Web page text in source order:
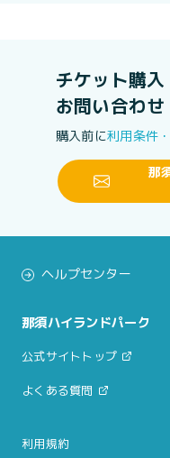
チケット購
お問い合わせ
購入前に利用条件
那
ヘルプセンター
那須ハイランドパーク
公式サイトトップ
よくある質問
利用規約